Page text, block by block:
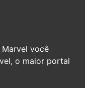
você
o maior portal